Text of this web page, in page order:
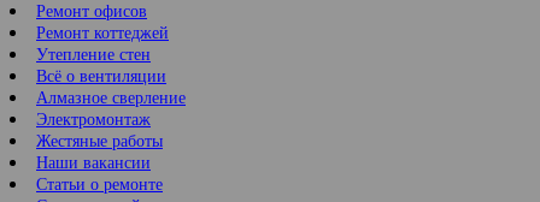
Ремонт офисов
Ремонт коттеджей
Утепление стен
Всё о вентиляции
Алмазное сверление
Электромонтаж
Жестяные работы
Наши вакансии
Статьи о ремонте